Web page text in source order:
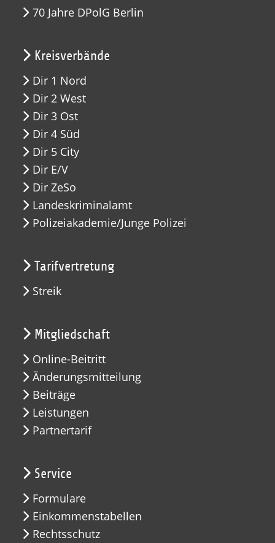
70 Jahre DPolG Berlin
Kreisverbände
Dir 1 Nord
Dir 2 West
Dir 3 Ost
Dir 4 Süd
Dir 5 City
Dir E/V
Dir ZeSo
Landeskriminalamt
Polizeiakademie/Junge Polizei
Tarifvertretung
Streik
Mitgliedschaft
Online-Beitritt
Änderungsmitteilung
Beiträge
Leistungen
Partnertarif
Service
Formulare
Einkommenstabellen
Rechtsschutz